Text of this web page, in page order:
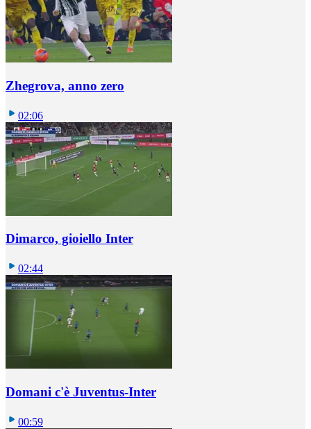
Zhegrova, anno zero
02:06
Dimarco, gioiello Inter
02:44
Domani c'è Juventus-Inter
00:59